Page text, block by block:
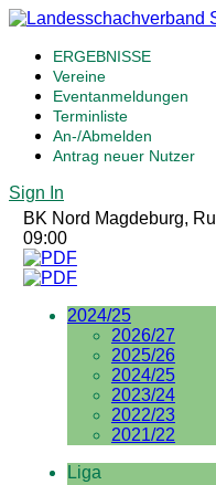
ERGEBNISSE
Vereine
Eventanmeldungen
Terminliste
An-/Abmelden
Antrag neuer Nutzer
Sign In
BK Nord Magdeburg,
09:00
2024/25
2026/27
2025/26
2024/25
2023/24
2022/23
2021/22
Liga